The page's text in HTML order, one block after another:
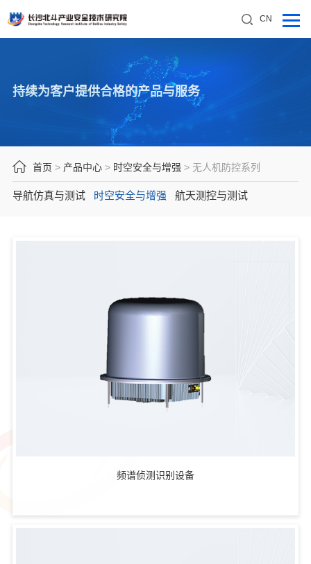
CN
持续为客户提供合格的产品与服务
首页 > 产品中心> 时空安全与增强 > 无人机防控系列
导航仿真与测试 时空安全与增强 航天测控与测试
频谱侦测识别设备